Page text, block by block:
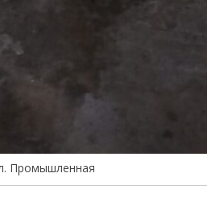
Промышленная